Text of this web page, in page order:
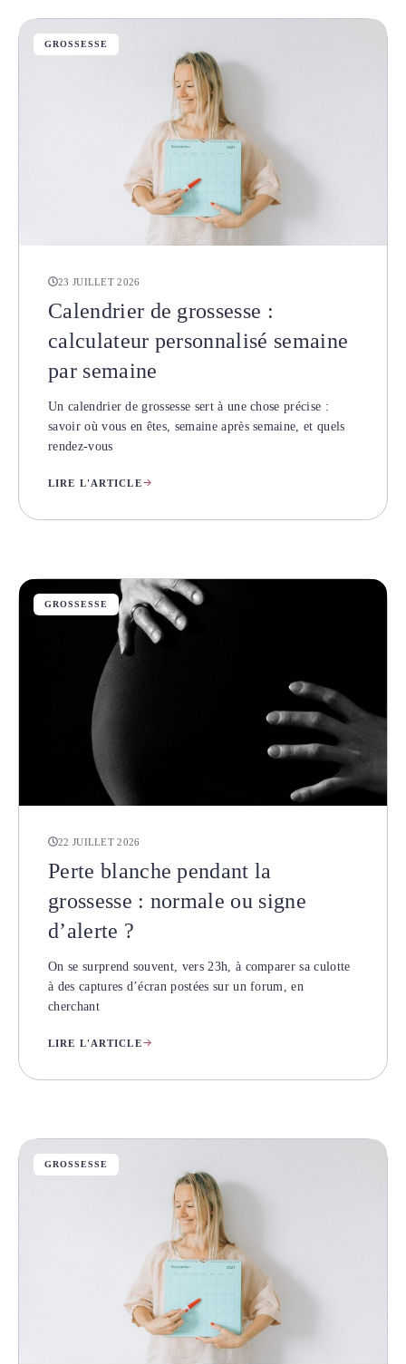
GROSSESSE
23 JUILLET 2026
Calendrier de grossesse :
calculateur personnalisé semaine
par semaine
Un calendrier de grossesse sert à une chose précise :
savoir où vous en êtes, semaine après semaine, et quels
rendez-vous
LIRE L'ARTICLE
GROSSESSE
22 JUILLET 2026
Perte blanche pendant la
grossesse : normale ou signe
d’alerte ?
On se surprend souvent, vers 23h, à comparer sa culotte
à des captures d’écran postées sur un forum, en
cherchant
LIRE L'ARTICLE
GROSSESSE